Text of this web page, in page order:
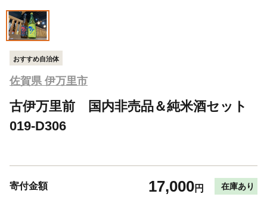
おすすめ自治体
佐賀県 伊万里市
古伊万里前 国内非売品＆純米酒セット
019-D306
寄付金額 17,000円 在庫あり